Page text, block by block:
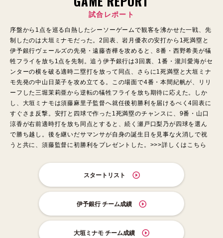
試合レポート
序盤から1点を巡る白熱したシーソーゲームで観客を沸かせた一戦、先
制したのは大垣ミナモだった。2回表、岩月優衣の安打から1死満塁と
伊予銀行ヴェールズの先発・遠藤杏樺を攻めると、8番・西野希美が犠
牲フライを放ち1点を先制。追う伊予銀行は3回裏、1番・瀧川愛海がセ
ンターの横を破る適時二塁打を放って同点、さらに1死満塁と大垣ミナ
モ先発の中山日菜子を攻め立てる。この場面で4番・本間紀帆が、リリ
ーフした三堀茉莉亜から逆転の犠牲フライを放ち期待に応えた。しか
し、大垣ミナモは須藤麻里子監督へ就任後初勝利を届けるべく4回表に
すぐさま反撃。安打と四球で作った1死満塁のチャンスに、9番・山口
涼香が右前適時打を放ち同点とすると、続く瀬戸口梨乃が四球を選ん
で勝ち越し。後を継いだサマンサが自身の誕生日を見事な火消しで祝
うと共に、須藤監督に初勝利をプレゼントした。>>>詳しくはこちら
スタートリスト
伊予銀行 チーム成績
大垣ミナモ チーム成績